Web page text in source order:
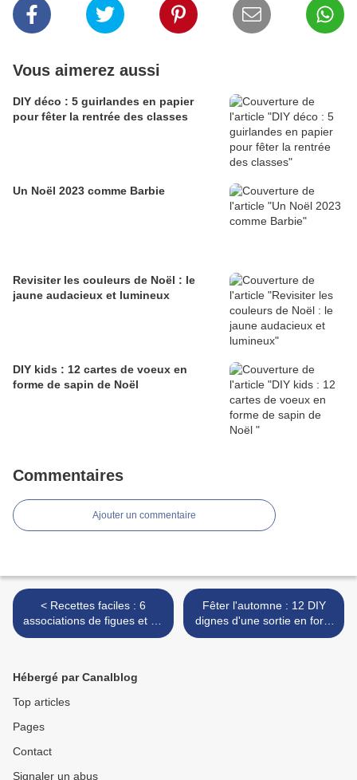
Vous aimerez aussi
DIY déco : 5 guirlandes en papier
pour fêter la rentrée des classes
Un Noël 2023 comme Barbie
Revisiter les couleurs de Noël : le
jaune audacieux et lumineux
DIY kids : 12 cartes de voeux en
forme de sapin de Noël
Commentaires
Ajouter un commentaire
< Recettes faciles : 6
associations de figues et de
fromage (dont un crinkle filo
Fêter l'automne : 12 DIY
dignes d'une sortie en forêt
>
Hébergé par Canalblog
Top articles
Pages
Contact
Signaler un abus